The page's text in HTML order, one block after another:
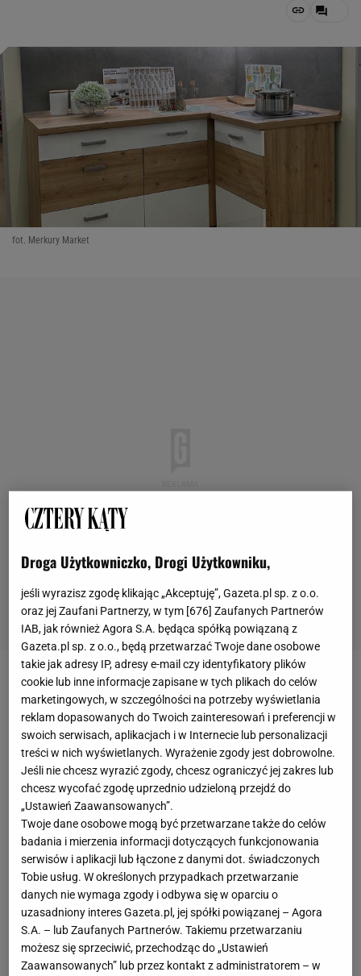
fot. Merkury Market
Klimatyczne aranżacje stylu japońskiego a paleta
barw japandi — jaka kolorystyka kuchni będzie
najlepsza?
W kuchni japandi królują barwy inspirowane naturą.
Kuchnia japandi wyjątkowa jest właśnie poprzez
kolory. Jasne odcienie beżu, bieli i szarości stanowią
bazę, a drewno – od jasnego dębu po ciemniejszy
orzech – dodaje wnętrzu ciepła. Kolory widoczne są
na ścianach, podłogach i wzestawach mebli
kuchennych Merkury Market. Subtelne akcenty w
postaci zgaszonej zieleni czy błękitów nawiązują do
spokoju natury. Nie ma tu miejsca na krzykliwe
Droga Użytkowniczko, Drogi Użytkowniku,
jeśli wyrazisz zgodę klikając „Akceptuję”, Gazeta.pl sp. z o.o.
oraz jej Zaufani Partnerzy, w tym [676] Zaufanych Partnerów
IAB, jak również Agora S.A. będąca spółką powiązaną z
Gazeta.pl sp. z o.o., będą przetwarzać Twoje dane osobowe
takie jak adresy IP, adresy e-mail czy identyfikatory plików
cookie lub inne informacje zapisane w tych plikach do celów
marketingowych, w szczególności na potrzeby wyświetlania
reklam dopasowanych do Twoich zainteresowań i preferencji w
swoich serwisach, aplikacjach i w Internecie lub personalizacji
treści w nich wyświetlanych. Wyrażenie zgody jest dobrowolne.
Jeśli nie chcesz wyrazić zgody, chcesz ograniczyć jej zakres lub
chcesz wycofać zgodę uprzednio udzieloną przejdź do
„Ustawień Zaawansowanych”.
Twoje dane osobowe mogą być przetwarzane także do celów
badania i mierzenia informacji dotyczących funkcjonowania
serwisów i aplikacji lub łączone z danymi dot. świadczonych
Tobie usług. W określonych przypadkach przetwarzanie
danych nie wymaga zgody i odbywa się w oparciu o
uzasadniony interes Gazeta.pl, jej spółki powiązanej – Agora
S.A. – lub Zaufanych Partnerów. Takiemu przetwarzaniu
możesz się sprzeciwić, przechodząc do „Ustawień
Zaawansowanych” lub przez kontakt z administratorem – w